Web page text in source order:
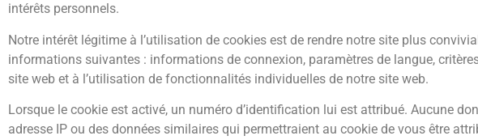
intérêts personnels.
Notre intérêt légitime à l’utilisation de cookies est de rendre notre site plus
informations suivantes : informations de connexion, paramètres de langue,
site web et à l’utilisation de fonctionnalités individuelles de notre site web.
Lorsque le cookie est activé, un numéro d’identification lui est attribué. Aucune
adresse IP ou des données similaires qui permettraient au cookie de vous être